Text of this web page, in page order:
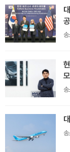
송
송
송